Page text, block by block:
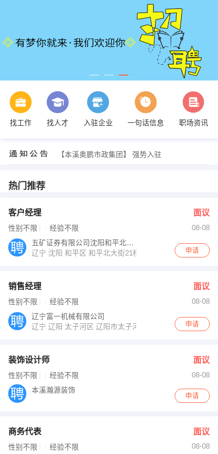
找工作 找人才 入驻企业 一句话信息 职场资讯
人力资源部经理 发布 [美工设计 ] 招聘信息
【中国人寿股份有限公司】 强势入驻
【本溪奥鹏市政集团】 强势入驻
人力资源部经理 发布 [美工设计 ] 招聘信息
热门推荐
客户经理 面议
性别不限 经验不限
08-08
五矿证券有限公司沈阳和平北大街证券营业部
辽宁 沈阳 和平区 和平北大街21楼5室
申请
销售经理 面议
性别不限 经验不限
08-08
辽宁富一机械有限公司
辽宁 辽阳 太子河区 辽阳市太子河区沙岭镇后绣江村
申请
装饰设计师 面议
性别不限 经验不限
08-08
本溪瀚源装饰
申请
商务代表 面议
性别不限 经验不限
08-08